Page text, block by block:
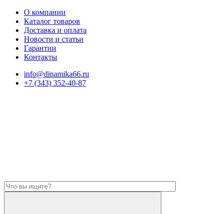
О компании
Каталог товаров
Доставка и оплата
Новости и статьи
Гарантии
Контакты
info@dinamika66.ru
+7 (343) 352-40-87